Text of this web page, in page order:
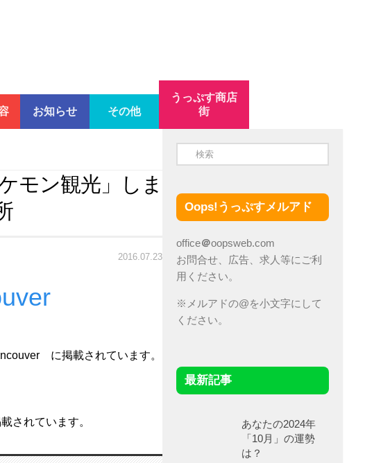
お知らせ その他
うっぷす商店
街
モン観光」しま
2016.07.23
に掲載されています。
されています。
Oops!うっぷすメルアド
office＠oopsweb.com
お問合せ、広告、求人等にご利
用ください。
※メルアドの@を小文字にして
ください。
最新記事
あなたの2024年
「10月」の運勢
は？